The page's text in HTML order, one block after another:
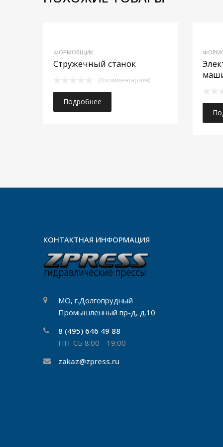
ФОРМОВЩИК
Стружечный станок
(0 комментариев)
Подробнее
КОНТАКТНАЯ ИНФОРМАЦИЯ
МО, г.Долгопрудный
Промышленный пр-д, д.10
8 (495) 646 49 88
ПН-СБ 8:00 - 19:00
zakaz@zpress.ru